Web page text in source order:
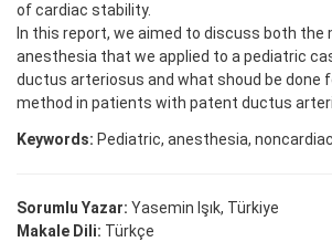
of cardiac stability.
In this report, we aimed to discuss both the
anesthesia that we applied to a pediatric
ductus arteriosus and what shoud be done
method in patients with patent ductus
Keywords: Pediatric, anesthesia,
Sorumlu Yazar: Yasemin Işık, Türkiye
Makale Dili: Türkçe